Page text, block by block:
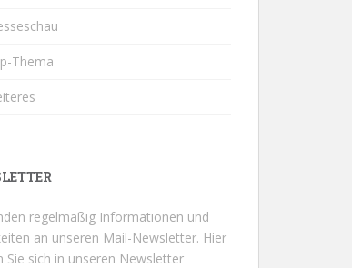
Thema
regelmäßig Informationen und
an unseren Mail-Newsletter. Hier
Sie sich in unseren Newsletter